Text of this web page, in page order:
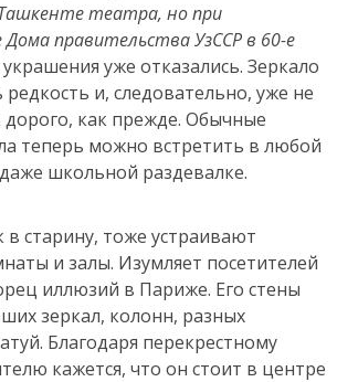
театра, но при
правительства УзССР в 60-е
украшения уже отказались. Зеркало
редкость и, следовательно, уже не
дорого, как прежде. Обычные
теперь можно встретить в любой
школьной раздевалке.
старину, тоже устраивают
и залы. Изумляет посетителей
иллюзий в Париже. Его стены
зеркал, колонн, разных
Благодаря перекрестному
кажется, что он стоит в центре